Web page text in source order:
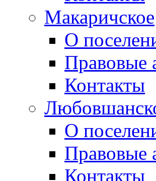
Макаричское
О
Правовые
Контакты
О
Правовые
Контакты